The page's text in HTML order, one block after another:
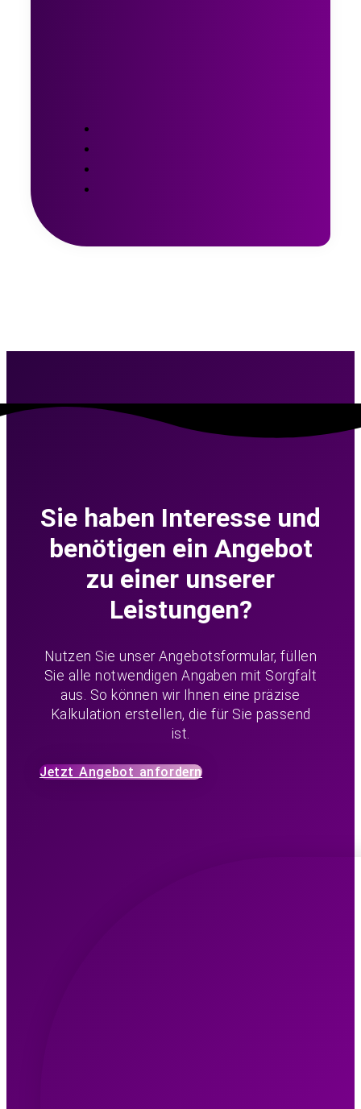
Sie haben Interesse und
benötigen ein Angebot
zu einer unserer
Leistungen?
Nutzen Sie unser Angebotsformular, füllen
Sie alle notwendigen Angaben mit Sorgfalt
aus. So können wir Ihnen eine präzise
Kalkulation erstellen, die für Sie passend
ist.
Jetzt Angebot anfordern